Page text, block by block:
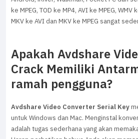
ke MPEG, TOD ke MP4, AVI ke MPEG, WMV
MKV ke AVI dan MKV ke MPEG sangat
Apakah Avdshare
Crack Memiliki
ramah pengguna?
Avdshare Video Converter Serial Key
untuk Windows dan Mac. Menginstal
adalah tugas sederhana yang akan